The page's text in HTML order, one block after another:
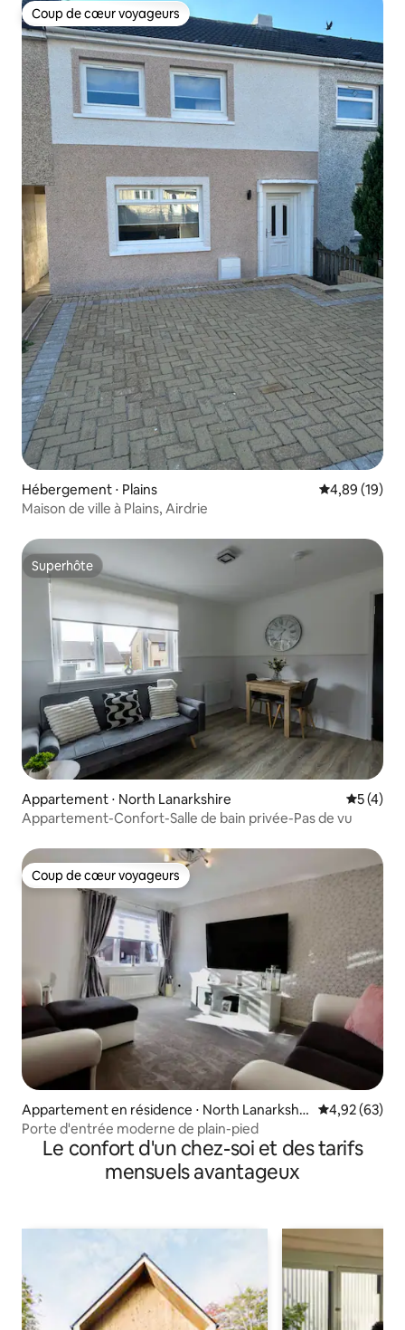
Coup de cœur voyageurs
Coup de cœur voyageurs
Hébergement ⋅ Plains Évaluation
4,89 (19)
Maison de ville à Plains, Airdrie
Superhôte
Superhôte
Appartement ⋅ North Lanarkshire
5 (4)
Appartement-Confort-Salle de bain privée-Pas de vu
Coup de cœur voyageurs
Coup de cœur voyageurs
Appartement en résidence ⋅ North Lanarkshir
e
Évaluation
4,92 (63)
Porte d'entrée moderne de plain-pied
Le confort d'un chez-soi et des tarifs
mensuels avantageux